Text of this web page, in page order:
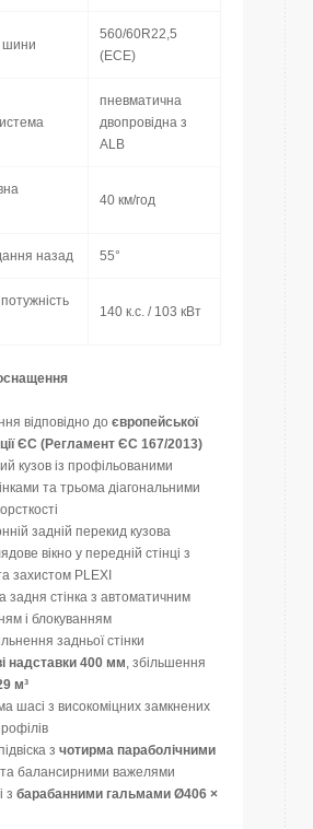
шини
560/60R22,5
(ECE)
пневматична
двопровідна з
ALB
40 км/год
назад 55°
140 к.с. / 103 кВт
відповідно до європейської
ЄС (Регламент ЄС 167/2013)
кузов із профільованими
та трьома діагональними
задній перекид кузова
вікно у передній стінці з
захистом PLEXI
задня стінка з автоматичним
і блокуванням
задньої стінки
надставки 400 мм, збільшення
м³
шасі з високоміцних замкнених
з чотирма параболічними
та балансирними важелями
з барабанними гальмами Ø406 ×